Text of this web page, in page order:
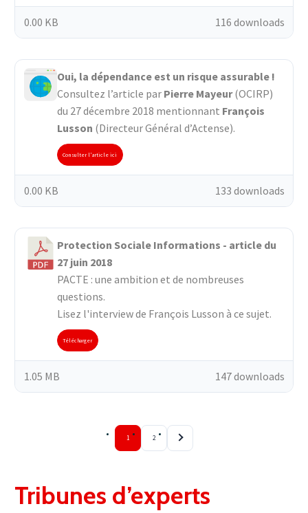
116 downloads
0.00 KB
Oui, la dépendance est un risque assurable !
Consultez l’article par Pierre Mayeur(OCIRP)
du 27 décembre 2018 mentionnant François
Lusson (Directeur Général d’Actense).
Consulter l'article ici
133 downloads
0.00 KB
Protection Sociale Informations - article du
27 juin 2018
PACTE : une ambition et de nombreuses
questions.
Lisez l'interview de François Lusson à ce sujet.
Télécharger
147 downloads
1.05 MB
1 2
Tribunes d’experts